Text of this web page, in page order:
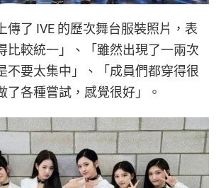
傳了 IVE 的歷次舞台服裝照片，表
比較統一」、「雖然出現了一兩次
不要太集中」、「成員們都穿得很
了各種嘗試，感覺很好」。